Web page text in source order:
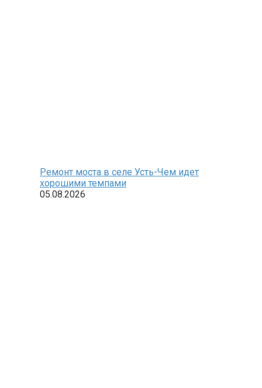
Ремонт моста в селе Усть-Чем идет
хорошими темпами
05.08.2026